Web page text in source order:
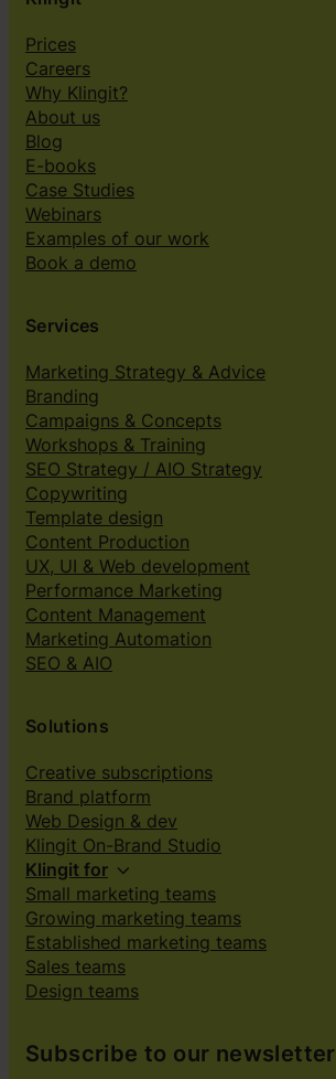
Prices
Careers
Why Klingit?
About us
Blog
E-books
Case Studies
Webinars
Examples of our work
Book a demo
Services
Marketing Strategy & Advice
Branding
Campaigns & Concepts
Workshops & Training
SEO Strategy / AIO Strategy
Copywriting
Template design
Content Production
UX, UI & Web development
Performance Marketing
Content Management
Marketing Automation
SEO & AIO
Solutions
Creative subscriptions
Brand platform
Web Design & dev
Klingit On-Brand Studio
Klingit for
Small marketing teams
Growing marketing teams
Established marketing teams
Sales teams
Design teams
Subscribe to our newsletter